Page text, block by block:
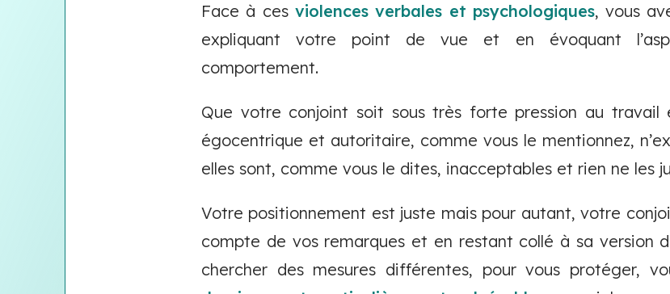
Face à ces violences verbales et psychologiques, vous
expliquant votre point de vue et en évoquant
comportement.
Que votre conjoint soit sous très forte pression au travail
égocentrique et autoritaire, comme vous le mentionnez,
elles sont, comme vous le dites, inacceptables et rien ne les
Votre positionnement est juste mais pour autant, votre
compte de vos remarques et en restant collé à sa version
chercher des mesures différentes, pour vous protéger,